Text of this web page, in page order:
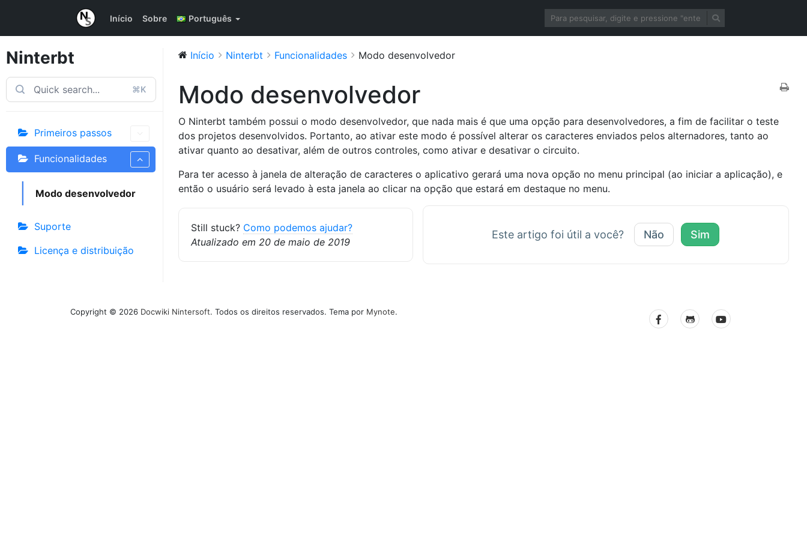
Início Sobre Português
Ninterbt
⌘K
Primeiros passos
Funcionalidades
Modo desenvolvedor
Suporte
Licença e distribuição
Início Ninterbt Funcionalidades Modo desenvolvedor
Modo desenvolvedor
O Ninterbt também possui o modo desenvolvedor, que nada mais é que uma opção para desenvolvedores, a fim de facilitar o teste
dos projetos desenvolvidos. Portanto, ao ativar este modo é possível alterar os caracteres enviados pelos alternadores, tanto ao
ativar quanto ao desativar, além de outros controles, como ativar e desativar o circuito.
Para ter acesso à janela de alteração de caracteres o aplicativo gerará uma nova opção no menu principal (ao iniciar a aplicação), e
então o usuário será levado à esta janela ao clicar na opção que estará em destaque no menu.
Still stuck? Como podemos ajudar?
Atualizado em 20 de maio de 2019
Este artigo foi útil a você? Não Sim
Copyright © 2026 Docwiki Nintersoft. Todos os direitos reservados. Tema por Mynote.